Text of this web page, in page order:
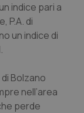
indice pari a
P.A. di
un indice di
Bolzano
nell’area
perde